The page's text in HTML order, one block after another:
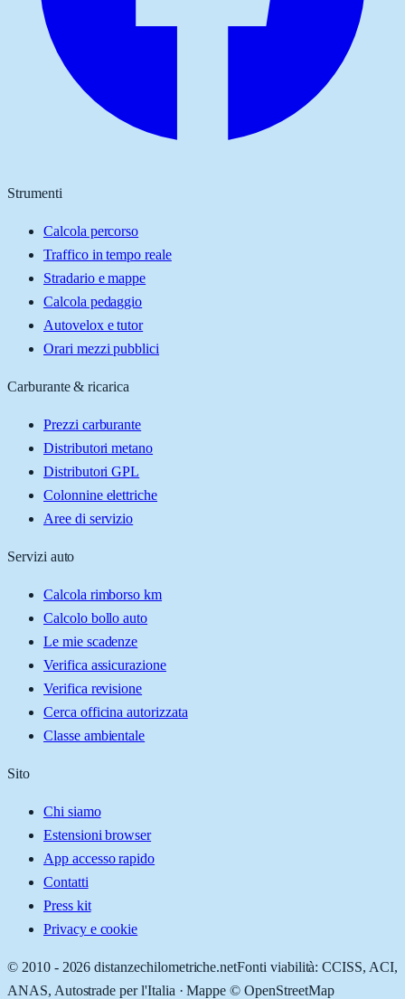
Strumenti
Calcola percorso
Traffico in tempo reale
Stradario e mappe
Calcola pedaggio
Autovelox e tutor
Orari mezzi pubblici
Carburante & ricarica
Prezzi carburante
Distributori metano
Distributori GPL
Colonnine elettriche
Aree di servizio
Servizi auto
Calcola rimborso km
Calcolo bollo auto
Le mie scadenze
Verifica assicurazione
Verifica revisione
Cerca officina autorizzata
Classe ambientale
Sito
Chi siamo
Estensioni browser
App accesso rapido
Contatti
Press kit
Privacy e cookie
© 2010 - 2026 distanzechilometriche.netFonti viabilità: CCISS, ACI,
ANAS, Autostrade per l'Italia · Mappe © OpenStreetMap